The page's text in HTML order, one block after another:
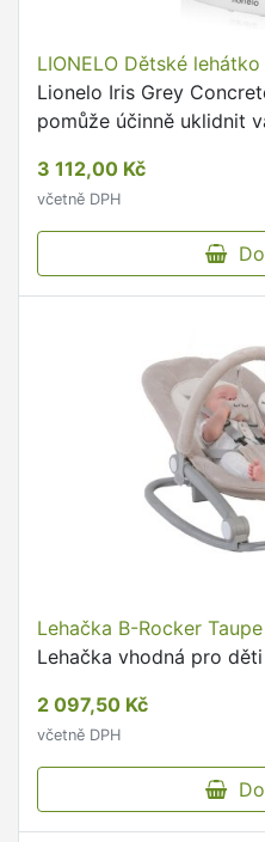
LIONELO Dětské
Lionelo Iris Grey
pomůže účinně uklidnit
3 112,00 Kč
včetně DPH
Do
Lehačka B-Rocker Taupe
Lehačka vhodná pro
2 097,50 Kč
včetně DPH
Do